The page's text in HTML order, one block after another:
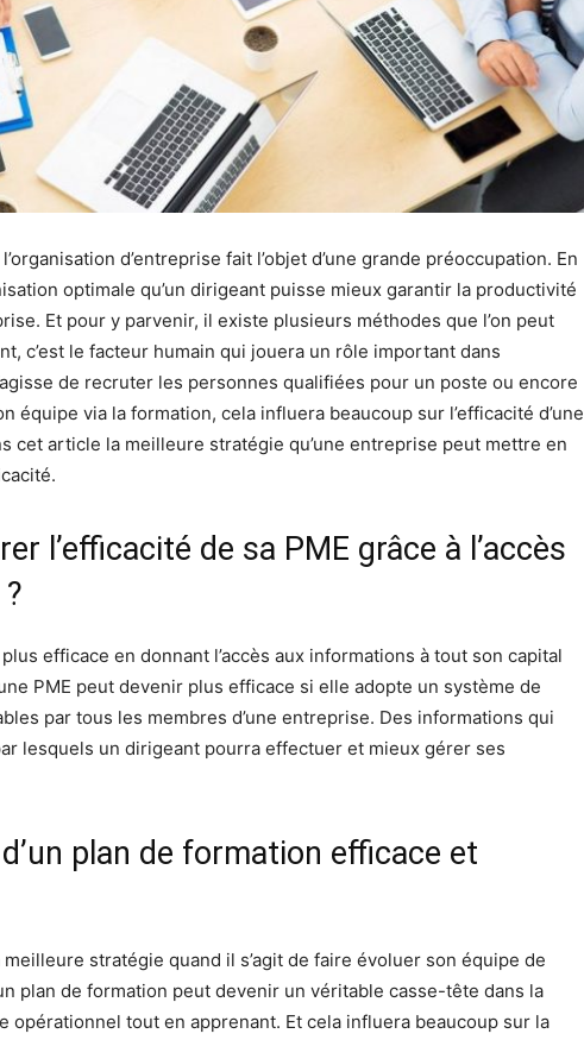
d’entreprise fait l’objet d’une grande préoccupation. En
optimale qu’un dirigeant puisse mieux garantir la productivité
Et pour y parvenir, il existe plusieurs méthodes que l’on peut
c’est le facteur humain qui jouera un rôle important dans
de recruter les personnes qualifiées pour un poste ou encore
équipe via la formation, cela influera beaucoup sur l’efficacité d’une
cet article la meilleure stratégie qu’une entreprise peut mettre en
l’efficacité de sa PME grâce à l’accès
efficace en donnant l’accès aux informations à tout son capital
PME peut devenir plus efficace si elle adopte un système de
par tous les membres d’une entreprise. Des informations qui
lesquels un dirigeant pourra effectuer et mieux gérer ses
plan de formation efficace et
stratégie quand il s’agit de faire évoluer son équipe de
plan de formation peut devenir un véritable casse-tête dans la
opérationnel tout en apprenant. Et cela influera beaucoup sur la